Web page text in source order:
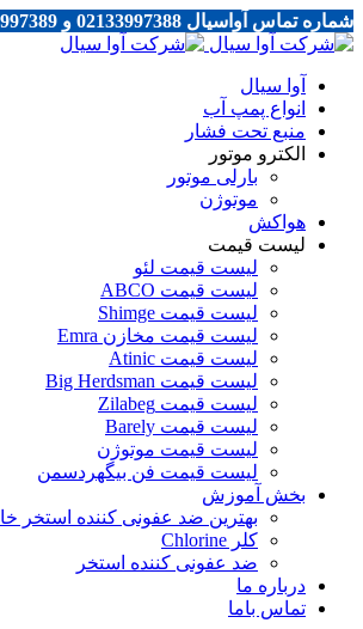
شماره تماس آواسیال 02133997388 و 02133997389
آوا سیال
انواع پمپ آب
منبع تحت فشار
الکترو موتور
بارلی موتور
موتوژن
هواکش
لیست قیمت
لیست قیمت لئو
لیست قیمت ABCO
لیست قیمت Shimge
لیست قیمت مخازن Emra
لیست قیمت Atinic
لیست قیمت Big Herdsman
لیست قیمت Zilabeg
لیست قیمت Barely
لیست قیمت موتوژن
لیست قیمت فن بیگهردسمن
بخش آموزش
بهترین ضد عفونی کننده استخر
کلر Chlorine
ضد عفونی کننده استخر
درباره ما
تماس باما